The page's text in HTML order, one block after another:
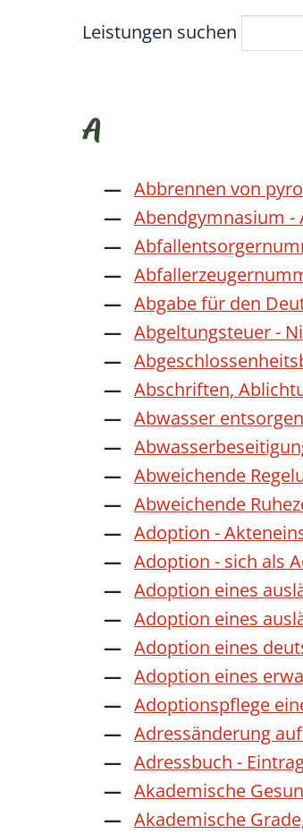
Leistungen suchen
A
Abbrennen von
Abendgymnasium -
Abgabe für den
Abgeltungsteuer -
Abschriften,
Abwasser entsorgen
Abweichende
Abweichende
Adoption -
Adoption - sich als
Adoption eines
Adoption eines
Adoption eines
Adoption eines
Adoptionspflege
Adressänderung
Adressbuch -
Akademische
Akademische